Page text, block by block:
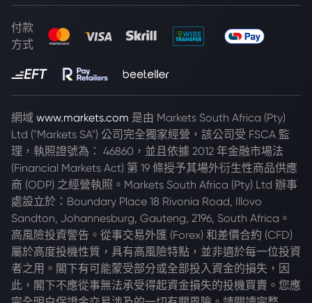
付款
方式
網域 www.markets.com 是由 Markets South Africa (Pty)
Ltd ("Markets SA") 公司完全獨家經營，該公司受 FSCA 監
理，執照證號為： 46860，並且依據 2012 年金融市場法
(Financial Markets Act) 第 19 條授予其場外衍生性商品供應
商 (ODP) 之經營執照。Markets South Africa (Pty) Ltd 辦事
處設立於：Boundary Place 18 Rivonia Road, Illovo
Sandton, Johannesburg, Gauteng, 2196, South Africa。
高風險投資警告。從事交易外匯 (Forex) 和差價合約 (CFD)
屬於高度投機性質，具有高風險特點，並非適於每一位投資
者之用。閣下有可能蒙受部分或全部投入資金的損失，因
此，閣下不應從事無法承受得起資金損失的投機買賣。您應